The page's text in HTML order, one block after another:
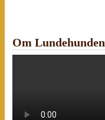
Om Lundehunden